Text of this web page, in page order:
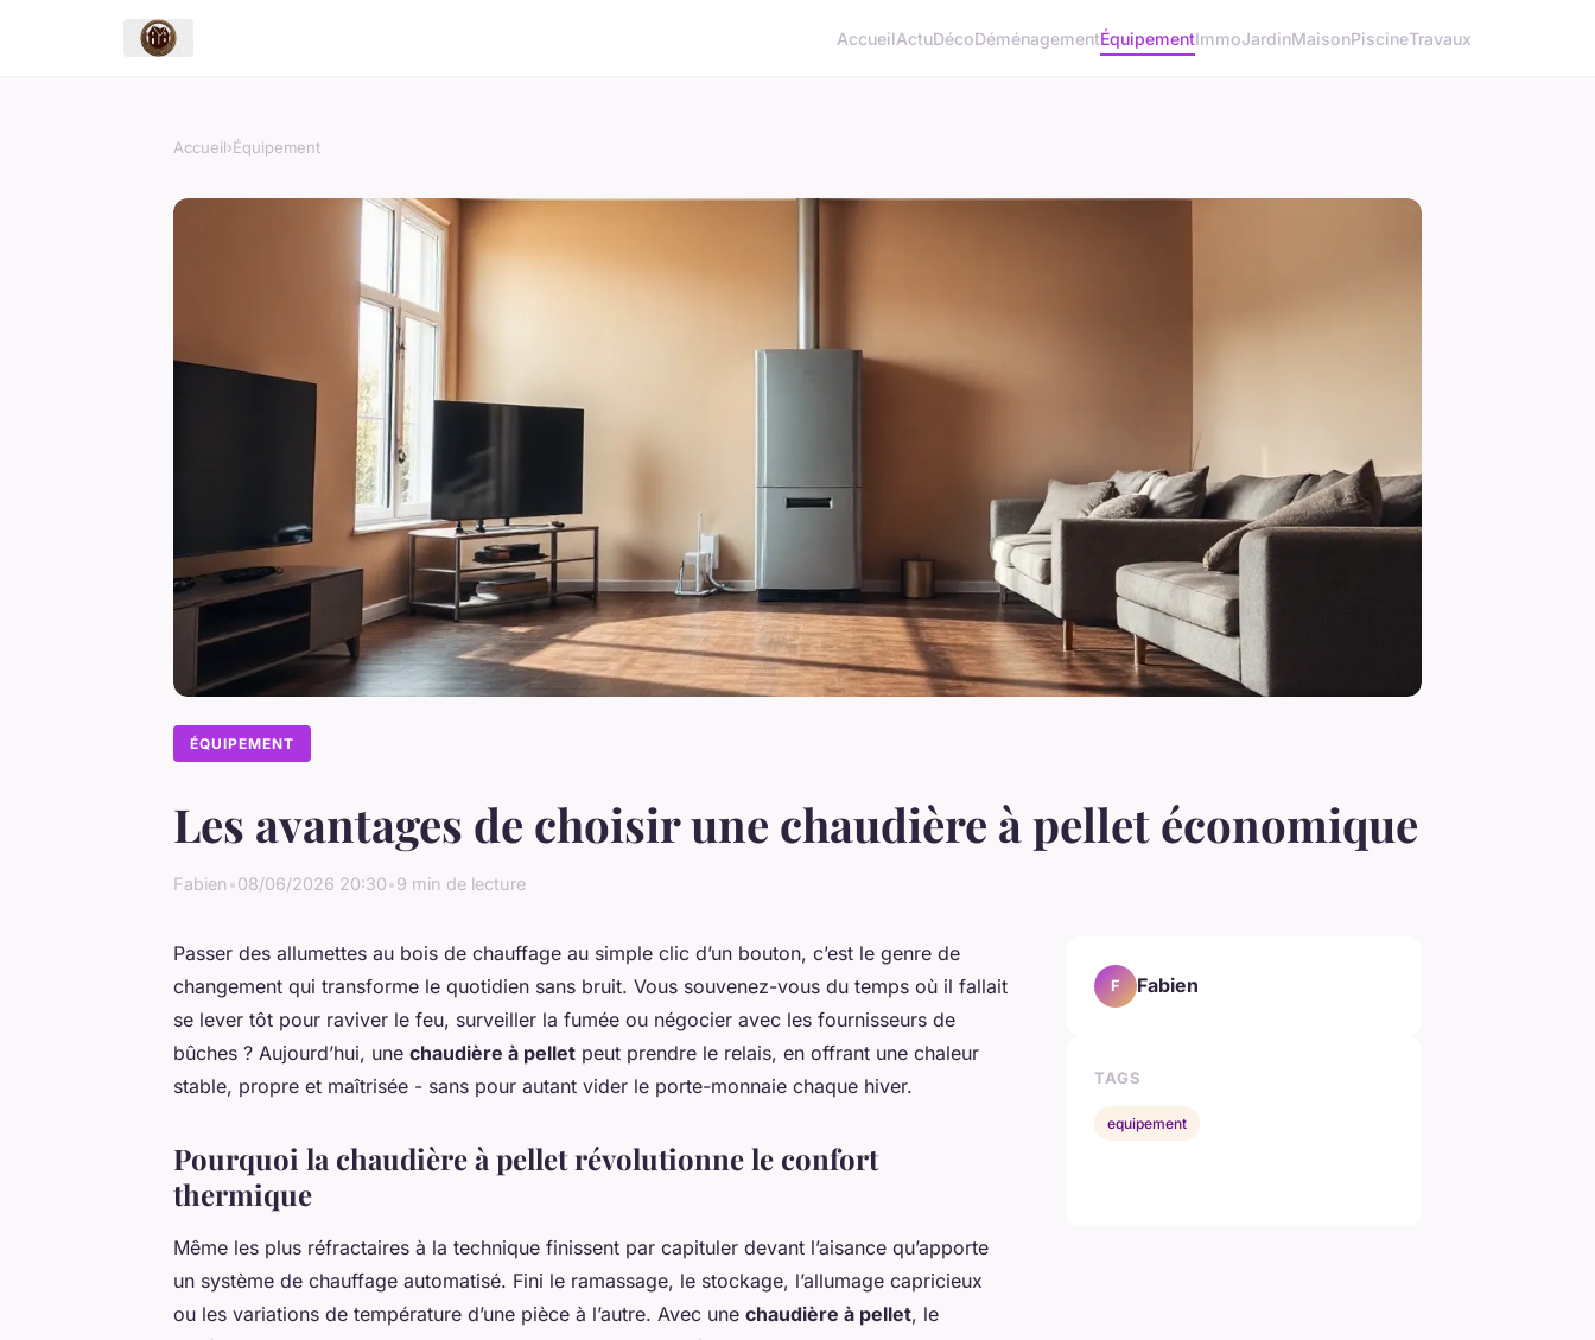
AccueilActuDécoDéménagementÉquipementImmoJardinMaisonPiscineTravaux
Accueil›Équipement
ÉQUIPEMENT
Les avantages de choisir une chaudière à pellet économique
Fabien•08/06/2026 20:30•9 min de lecture
Passer des allumettes au bois de chauffage au simple clic d’un bouton, c’est le genre de
changement qui transforme le quotidien sans bruit. Vous souvenez-vous du temps où il fallait
se lever tôt pour raviver le feu, surveiller la fumée ou négocier avec les fournisseurs de
bûches ? Aujourd’hui, une chaudière à pellet peut prendre le relais, en offrant une chaleur
stable, propre et maîtrisée - sans pour autant vider le porte-monnaie chaque hiver.
Pourquoi la chaudière à pellet révolutionne le confort
thermique
Même les plus réfractaires à la technique finissent par capituler devant l’aisance qu’apporte
un système de chauffage automatisé. Fini le ramassage, le stockage, l’allumage capricieux
ou les variations de température d’une pièce à l’autre. Avec une chaudière à pellet, le
F Fabien
TAGS
equipement